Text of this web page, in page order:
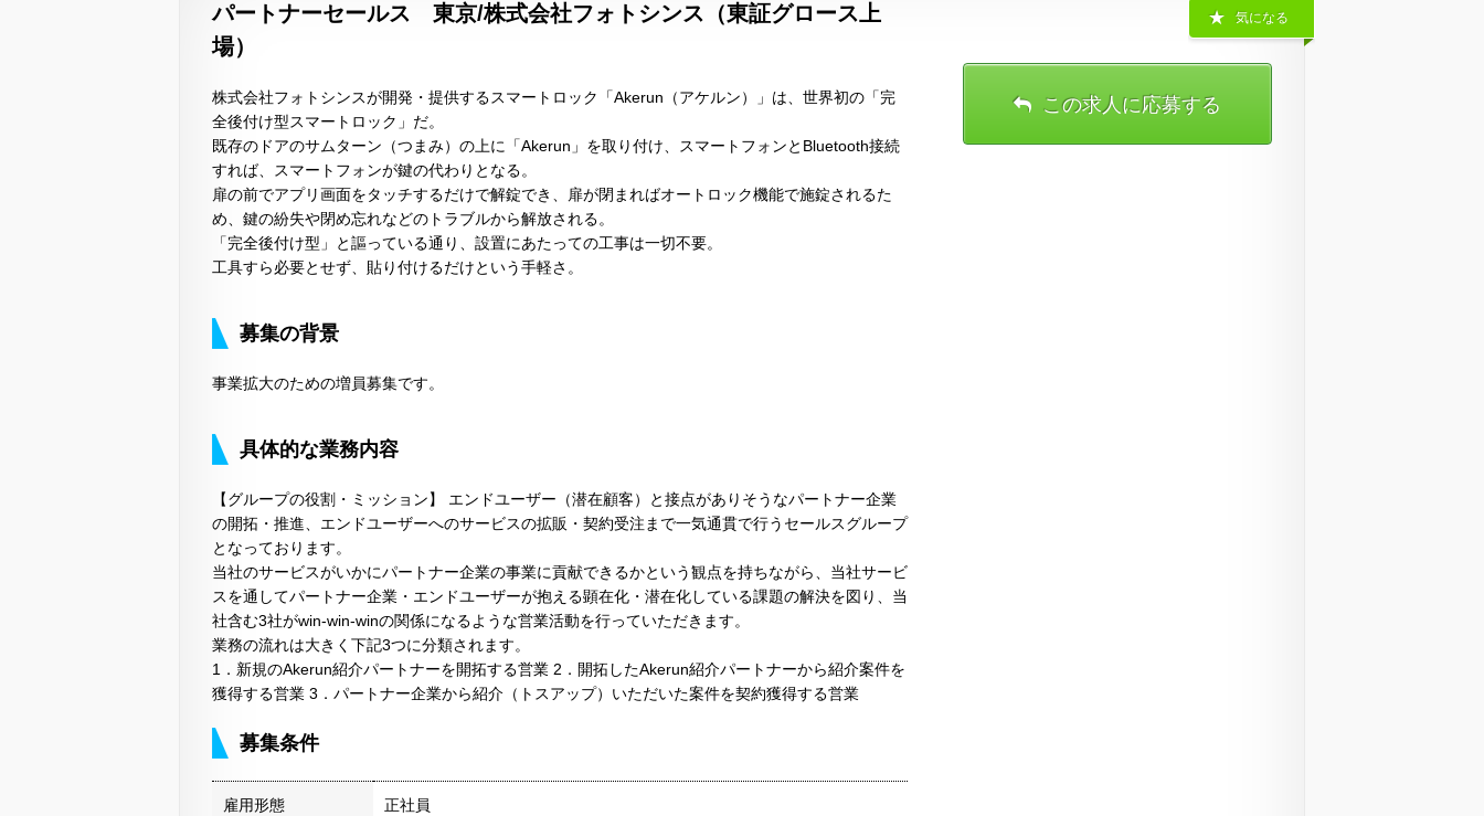
パートナーセールス 東京/株式会社フォトシンス（東証グロース上
場）
株式会社フォトシンスが開発・提供するスマートロック「Akerun（アケルン）」は、世界初の「完
全後付け型スマートロック」だ。
既存のドアのサムターン（つまみ）の上に「Akerun」を取り付け、スマートフォンとBluetooth接続
すれば、スマートフォンが鍵の代わりとなる。
扉の前でアプリ画面をタッチするだけで解錠でき、扉が閉まればオートロック機能で施錠されるた
め、鍵の紛失や閉め忘れなどのトラブルから解放される。
「完全後付け型」と謳っている通り、設置にあたっての工事は一切不要。
工具すら必要とせず、貼り付けるだけという手軽さ。
募集の背景
事業拡大のための増員募集です。
具体的な業務内容
【グループの役割・ミッション】 エンドユーザー（潜在顧客）と接点がありそうなパートナー企業
の開拓・推進、エンドユーザーへのサービスの拡販・契約受注まで一気通貫で行うセールスグループ
となっております。
当社のサービスがいかにパートナー企業の事業に貢献できるかという観点を持ちながら、当社サービ
スを通してパートナー企業・エンドユーザーが抱える顕在化・潜在化している課題の解決を図り、当
社含む3社がwin-win-winの関係になるような営業活動を行っていただきます。
業務の流れは大きく下記3つに分類されます。
1．新規のAkerun紹介パートナーを開拓する営業 2．開拓したAkerun紹介パートナーから紹介案件を
獲得する営業 3．パートナー企業から紹介（トスアップ）いただいた案件を契約獲得する営業
募集条件
雇用形態 正社員
気になる
この求人に応募する